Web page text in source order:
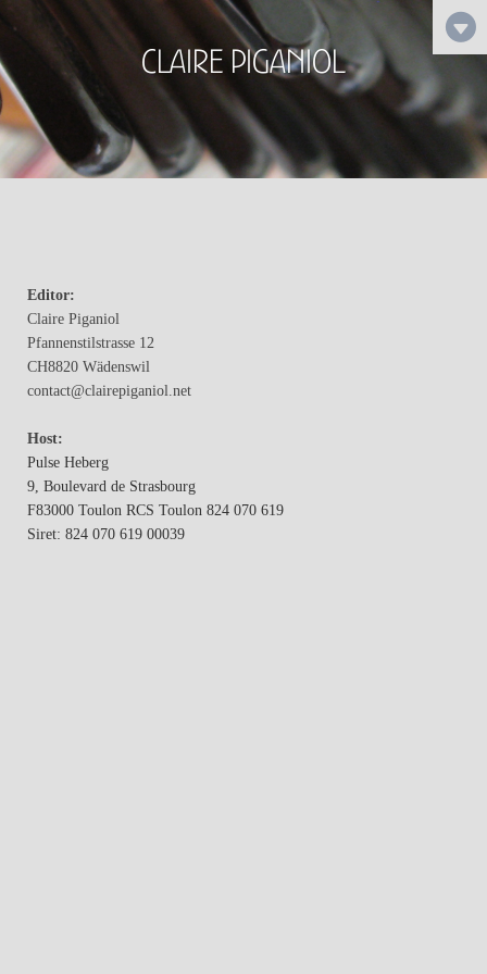
Claire Piganiol
Editor:
Claire Piganiol
Pfannenstilstrasse 12
CH8820 Wädenswil
contact@clairepiganiol.net
Host:
Pulse Heberg
9, Boulevard de Strasbourg
F83000 Toulon RCS Toulon 824 070 619
Siret: 824 070 619 00039